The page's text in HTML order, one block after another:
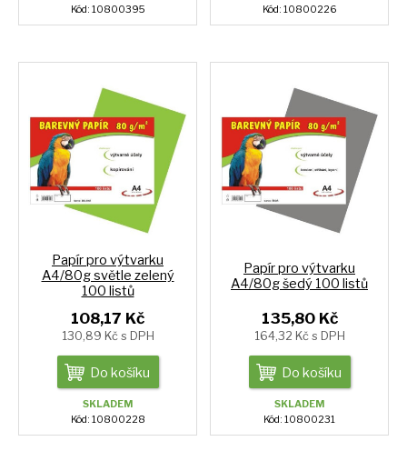
Kód: 10800395
Kód: 10800226
Papír pro výtvarku
A4/80g světle zelený
100 listů
108,17 Kč
130,89 Kč s DPH
Do košíku
SKLADEM
Kód: 10800228
Papír pro výtvarku
A4/80g šedý 100 listů
135,80 Kč
164,32 Kč s DPH
Do košíku
SKLADEM
Kód: 10800231